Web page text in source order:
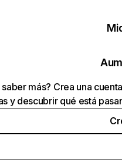
más? Crea una
y descubrir qué está